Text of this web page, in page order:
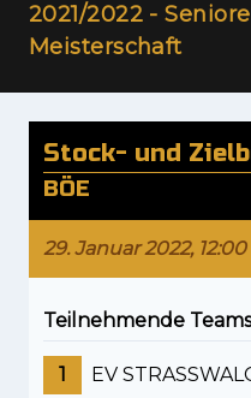
2021/2022 -
Meisterschaft
Stock- und
BÖE
29. Januar 2022, 12:00
Teilnehmende Teams
1 EV